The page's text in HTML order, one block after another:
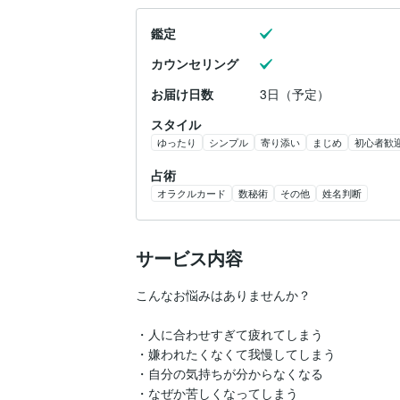
鑑定
カウンセリング
お届け日数
3日（予定）
スタイル
ゆったり シンプル 寄り添い まじめ 初心者歓
占術
オラクルカード 数秘術 その他 姓名判断
サービス内容
こんなお悩みはありませんか？
・人に合わせすぎて疲れてしまう
・嫌われたくなくて我慢してしまう
・自分の気持ちが分からなくなる
・なぜか苦しくなってしまう